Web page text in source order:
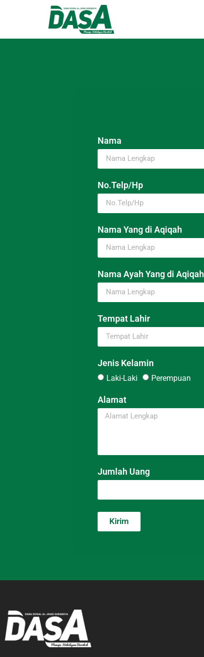
Nama
No.Telp/Hp
Nama Yang di Aqiqah
Nama Ayah Yang di Aqiqah
Tempat Lahir
Jenis Kelamin
Laki-Laki Perempuan
Alamat
Jumlah Uang
Kirim